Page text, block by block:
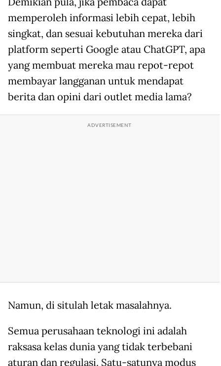
memperoleh informasi lebih cepat, lebih
singkat, dan sesuai kebutuhan mereka dari
platform seperti Google atau ChatGPT, apa
yang membuat mereka mau repot-repot
membayar langganan untuk mendapat
berita dan opini dari outlet media lama?
Namun, di situlah letak masalahnya.
Semua perusahaan teknologi ini adalah
raksasa kelas dunia yang tidak terbebani
aturan dan regulasi. Satu-satunya modus